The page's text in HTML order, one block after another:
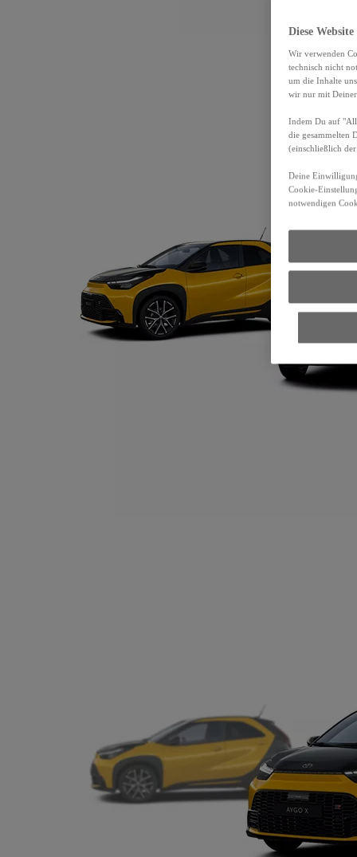
Diese
Wir verwenden
technisch nicht
um die Inhalte
wir nur mit
Indem Du auf
die gesammelten
(einschließlich
Deine
Cookie-
notwendigen